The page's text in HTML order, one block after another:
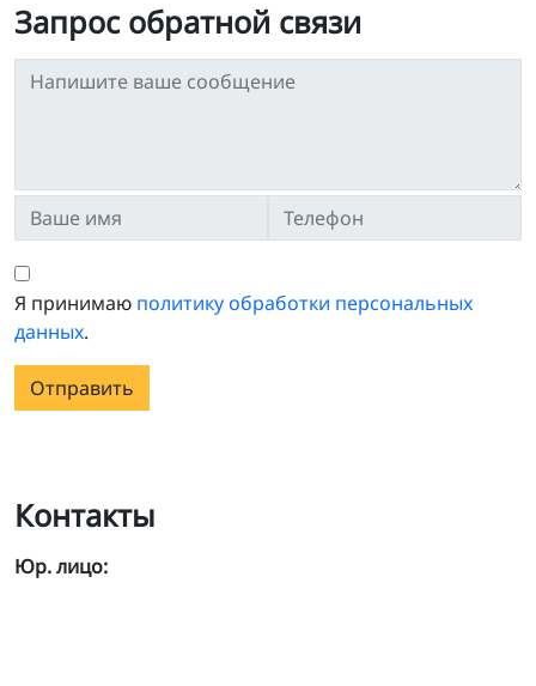
Запрос обратной связи
Я принимаю политику обработки персональных
данных.
Отправить
Контакты
Юр. лицо: